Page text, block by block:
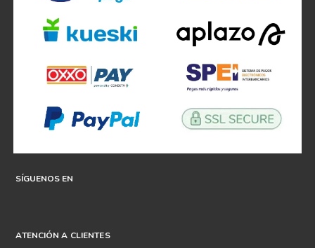
SÍGUENOS EN
ATENCIÓN A CLIENTES